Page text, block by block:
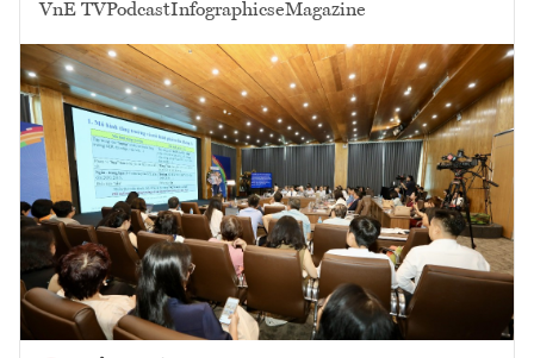
VnE TVPodcastInfographicseMagazine